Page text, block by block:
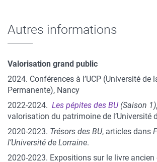
Autres informations
Valorisation grand public
2024. Conférences à l’UCP (Université de
Permanente), Nancy
2022-2024. Les pépites des BU (Saison 1),
valorisation du patrimoine de l’Université
2020-2023. Trésors des BU, articles dans
l’Université de Lorraine.
2020-2023. Expositions sur le livre ancien